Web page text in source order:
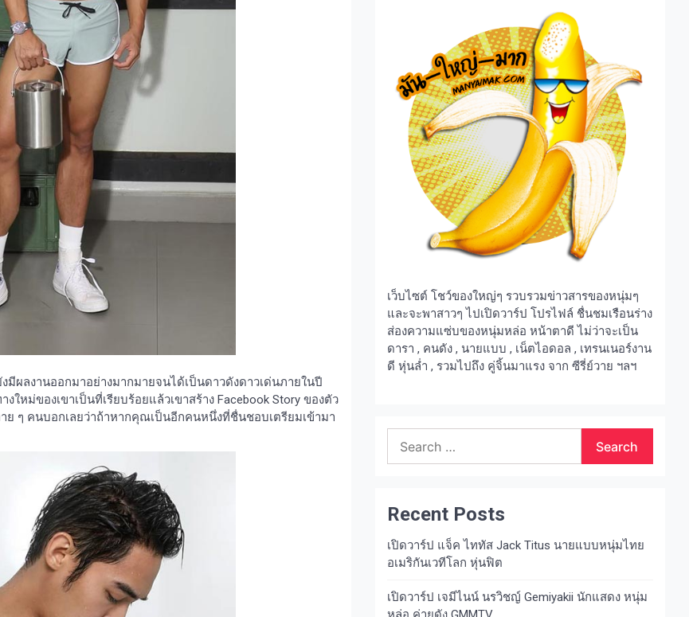
ผลงานออกมาอย่างมากมายจนได้เป็นดาวดังดาวเด่นภายในปี
ใหม่ของเขาเป็นที่เรียบร้อยแล้วเขาสร้าง Facebook Story ของตัว
ย ๆ คนบอกเลยว่าถ้าหากคุณเป็นอีกคนหนึ่งที่ชื่นชอบเตรียมเข้ามา
เว็บไซต์ โชว์ของใหญ่ๆ รวบรวมข่าวสารของหนุ่มๆ
และจะพาสาวๆ ไปเปิดวาร์ป โปรไฟล์ ชื่นชมเรือนร่าง
ส่องความแซ่บของหนุ่มหล่อ หน้าตาดี ไม่ว่าจะเป็น
ดารา , คนดัง , นายแบบ , เน็ตไอดอล , เทรนเนอร์งาน
ดี หุ่นล่ำ , รวมไปถึง คู่จิ้นมาแรง จาก ซีรี่ย์วาย ฯลฯ
for:
Recent Posts
เปิดวาร์ป แจ็ค ไททัส Jack Titus นายแบบหนุ่มไทย
อเมริกันเวทีโลก หุ่นฟิต
เปิดวาร์ป เจมีไนน์ นรวิชญ์ Gemiyakii นักแสดง หนุ่ม